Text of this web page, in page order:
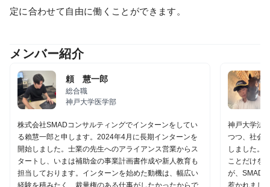
定に合わせて自由に働くことができます。
メンバー紹介
頼 慧一郎
総合職
神戸大学医学部
株式会社SMADコンサルティングでインターンをしてい
る賴慧一郎と申します。2024年4月に長期インターンを
開始しました。士業の先生へのアライアンス営業からス
タートし、いまは補助金の事業計画書作成や新人教育も
担当しております。インターンを始めた動機は、幅広い
経験を積みたく、裁量権のある仕事がしたかったからで
神戸大学法
つつ、社会
しました。
ことだけを
が、SMAD
惹かれまし